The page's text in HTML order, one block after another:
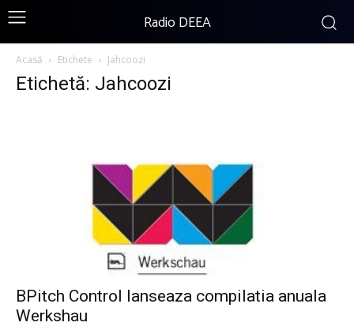
Radio DEEA
Acasă Etichete Jahcoozi
Etichetă: Jahcoozi
BPitch Control lanseaza compilatia anuala
Werkshau